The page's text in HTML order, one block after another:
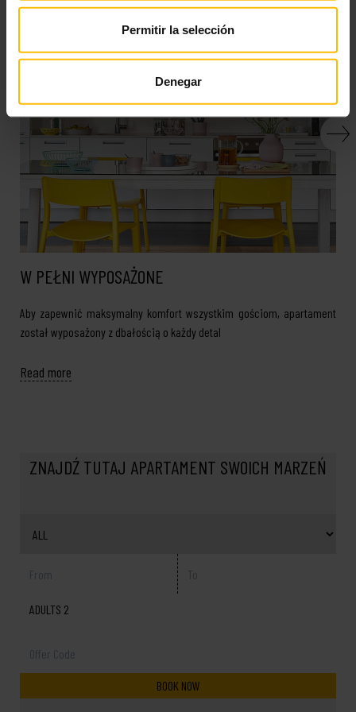
Permitir la selección
Denegar
W PEŁNI WYPOSAŻONE
Aby zapewnić maksymalny komfort wszystkim gościom, apartament
został wyposażony z dbałością o każdy detal
Read more
ZNAJDŹ TUTAJ APARTAMENT SWOICH MARZEŃ
ADULTS 2